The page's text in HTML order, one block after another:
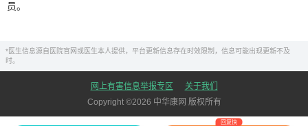
员。
*医生信息源自医院官网或医生本人提供，平台更新信息存在时效限制，信息可能出现更新不及
时。
网上有害信息举报专区
关于我们
Copyright ©2026 中华康网 版权所有
回复快